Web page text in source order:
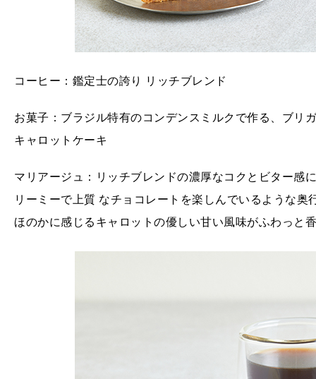
コーヒー：鑑定士の誇り リッチブレンド
お菓子：ブラジル特有のコンデンスミルクで作る、ブリ
キャロットケーキ
マリアージュ：リッチブレンドの濃厚なコクとビター感
リーミーで上質 なチョコレートを楽しんでいるような
ほのかに感じるキャロットの優しい甘い風味がふわっと